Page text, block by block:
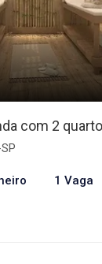
com 2
1 Vaga